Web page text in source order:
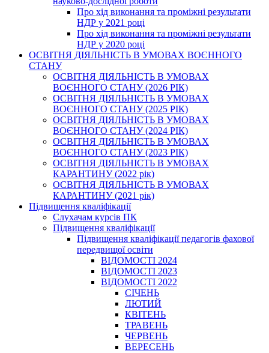
Про хід виконання та проміжні результати
НДР у 2021 році
Про хід виконання та проміжні результати
НДР у 2020 році
ОСВІТНЯ ДІЯЛЬНІСТЬ В УМОВАХ ВОЄННОГО
СТАНУ
ОСВІТНЯ ДІЯЛЬНІСТЬ В УМОВАХ
ВОЄННОГО СТАНУ (2026 РІК)
ОСВІТНЯ ДІЯЛЬНІСТЬ В УМОВАХ
ВОЄННОГО СТАНУ (2025 РІК)
ОСВІТНЯ ДІЯЛЬНІСТЬ В УМОВАХ
ВОЄННОГО СТАНУ (2024 РІК)
ОСВІТНЯ ДІЯЛЬНІСТЬ В УМОВАХ
ВОЄННОГО СТАНУ (2023 РІК)
ОСВІТНЯ ДІЯЛЬНІСТЬ В УМОВАХ
КАРАНТИНУ (2022 рік)
ОСВІТНЯ ДІЯЛЬНІСТЬ В УМОВАХ
КАРАНТИНУ (2021 рік)
Підвищення кваліфікації
Слухачам курсів ПК
Підвищення кваліфікації
Підвищення кваліфікації педагогів фахової
передвищої освіти
ВІДОМОСТІ 2024
ВІДОМОСТІ 2023
ВІДОМОСТІ 2022
СІЧЕНЬ
ЛЮТИЙ
КВІТЕНЬ
ТРАВЕНЬ
ЧЕРВЕНЬ
ВЕРЕСЕНЬ